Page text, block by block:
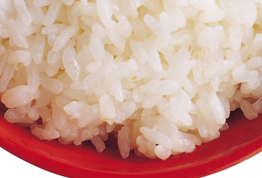
Шаурма премиум
(380/120, курица, салат, огурец маринованный, морковь,
томат, лук, соус)
270 руб.
Подробнее
Купить